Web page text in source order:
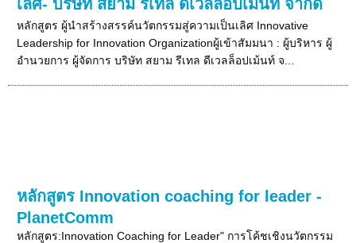
เลิศ- บริษัท สยาม รีเทล ดีเวลล็อปเม้นท์ จำกัด
หลักสูตร ผู้นำสร้างสรรค์นวัตกรรมสู่ความเป็นเลิศ Innovative
Leadership for Innovation Organizationผู้เข้าสัมมนา : ผู้บริหาร ผู้
อำนวยการ ผู้จัดการ บริษัท สยาม รีเทล ดีเวลล็อปเม้นท์ จ...
หลักสูตร Innovation coaching for leader -
PlanetComm
หลักสูตร:Innovation Coaching for Leader" การโค้ชเชิงนวัตกรรม